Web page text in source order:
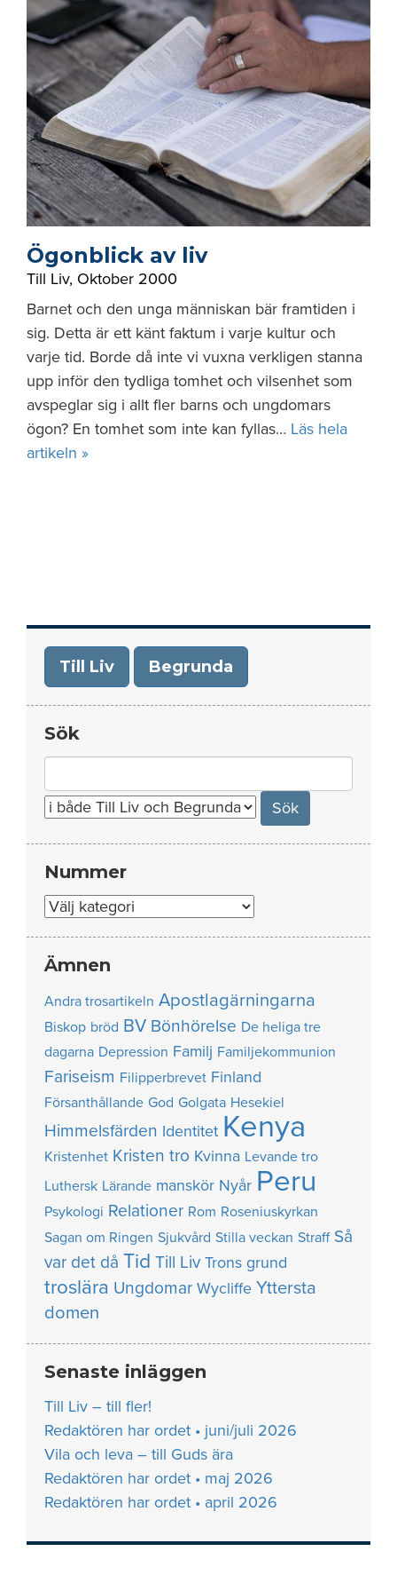
Ögonblick av liv
Till Liv, Oktober 2000
Barnet och den unga människan bär framtiden i
sig. Detta är ett känt faktum i varje kultur och
varje tid. Borde då inte vi vuxna verkligen stanna
upp inför den tydliga tomhet och vilsenhet som
avspeglar sig i allt fler barns och ungdomars
ögon? En tomhet som inte kan fyllas… Läs hela
artikeln »
Till Liv Begrunda
Sök
for:
Nummer
Nummer
Ämnen
Andra trosartikeln Apostlagärningarna
Biskop bröd BV Bönhörelse De heliga tre
dagarna Depression Familj Familjekommunion
Fariseism Filipperbrevet Finland
Försanthållande God Golgata Hesekiel
Himmelsfärden Identitet Kenya
Kristenhet Kristen tro Kvinna Levande tro
Luthersk Lärande manskör Nyår Peru
Psykologi Relationer Rom Roseniuskyrkan
Sagan om Ringen Sjukvård Stilla veckan Straff Så
var det då Tid Till Liv Trons grund
troslära Ungdomar Wycliffe Yttersta
domen
Senaste inläggen
Till Liv – till fler!
Redaktören har ordet • juni/juli 2026
Vila och leva – till Guds ära
Redaktören har ordet • maj 2026
Redaktören har ordet • april 2026